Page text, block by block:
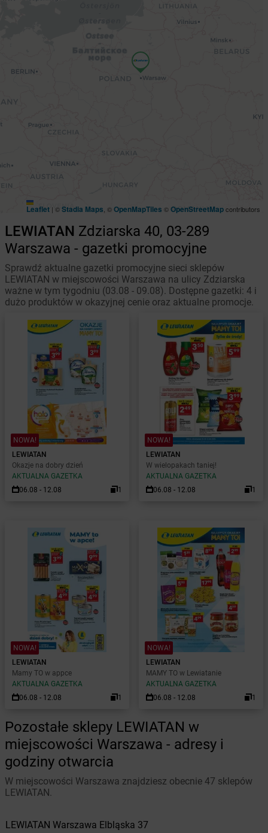
Leaflet | ©Stadia Maps , ©OpenMapTiles ©OpenStreetMapcontributors
LEWIATAN Zdziarska 40, 03-289
Warszawa - gazetki promocyjne
Sprawdź aktualne gazetki promocyjne sieci sklepów
LEWIATAN w miejscowości Warszawa na ulicy Zdziarska
ważne w tym tygodniu (03.08 - 09.08). Dostępne gazetki: 4 i
dużo produktów w okazyjnej cenie oraz aktualne promocje.
NOWA!
LEWIATAN
Okazje na dobry dzień
AKTUALNA GAZETKA
06.08 - 12.08
1
NOWA!
LEWIATAN
W wielopakach taniej!
AKTUALNA GAZETKA
06.08 - 12.08
1
NOWA!
LEWIATAN
Mamy TO w appce
AKTUALNA GAZETKA
06.08 - 12.08
1
NOWA!
LEWIATAN
MAMY TO w Lewiatanie
AKTUALNA GAZETKA
06.08 - 12.08
1
Pozostałe sklepy LEWIATAN w
miejscowości Warszawa - adresy i
godziny otwarcia
W miejscowości Warszawa znajdziesz obecnie 47 sklepów
LEWIATAN.
LEWIATAN Warszawa Elbląska 37